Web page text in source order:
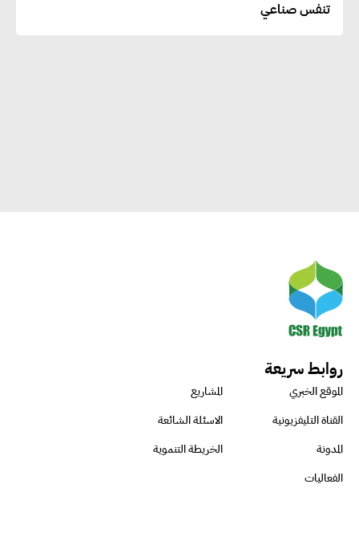
تنفس صناعي
روابط سريعة
الموقع الخبري
المشاريع
القناة التليفزيونية
الاسئلة الشائعة
المدونة
الخريطة التنموية
الفعاليات